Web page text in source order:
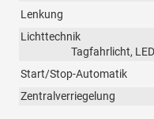
Lenkung
Lichttechnik
Tagfahrlicht,
Start/Stop-Automatik
Zentralverriegelung